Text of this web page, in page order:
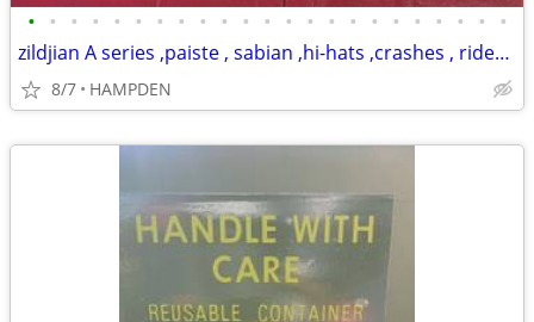
• • • • • • • • • • • • • • • • • • • • • • •
zildjian A series ,paiste , sabian ,hi-hats ,crashes , rides ,chinas
8/7 HAMPDEN